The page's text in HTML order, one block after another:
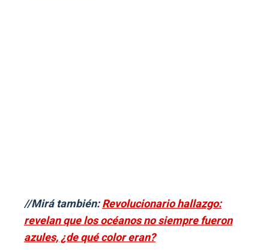
//Mirá también:Revolucionario hallazgo:
revelan que los océanos no siempre fueron
azules, ¿de qué color eran?